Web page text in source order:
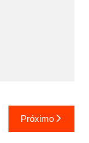
Próximo